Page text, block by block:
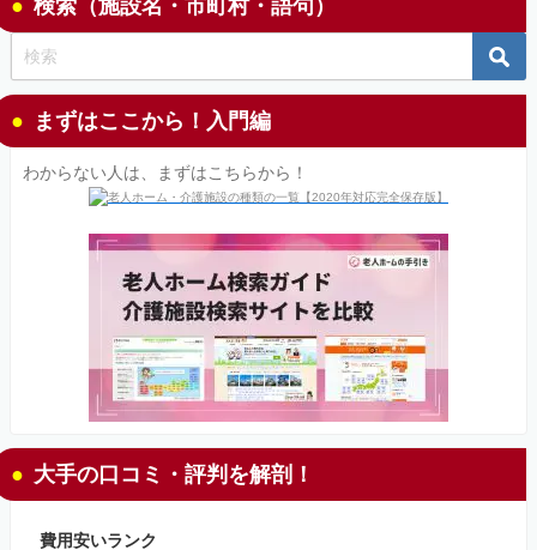
検索（施設名・市町村・語句）
まずはここから！入門編
わからない人は、まずはこちらから！
大手の口コミ・評判を解剖！
費用安いランク